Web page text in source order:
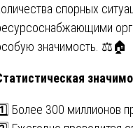
спорных
значимость. ⚖️🏠
Более 300 миллионов